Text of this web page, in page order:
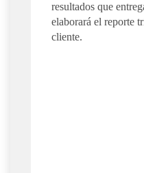
resultados que
elaborará el reporte
cliente.